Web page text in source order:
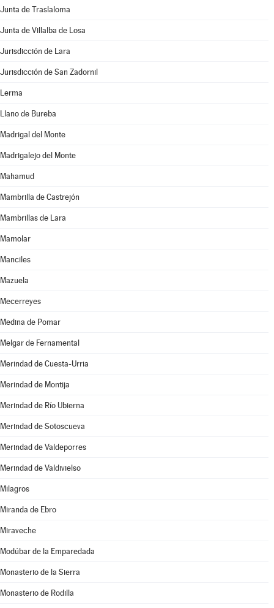
Junta de Traslaloma
Junta de Villalba de Losa
Jurisdicción de Lara
Jurisdicción de San Zadornil
Lerma
Llano de Bureba
Madrigal del Monte
Madrigalejo del Monte
Mahamud
Mambrilla de Castrejón
Mambrillas de Lara
Mamolar
Manciles
Mazuela
Mecerreyes
Medina de Pomar
Melgar de Fernamental
Merindad de Cuesta-Urria
Merindad de Montija
Merindad de Río Ubierna
Merindad de Sotoscueva
Merindad de Valdeporres
Merindad de Valdivielso
Milagros
Miranda de Ebro
Miraveche
Modúbar de la Emparedada
Monasterio de la Sierra
Monasterio de Rodilla